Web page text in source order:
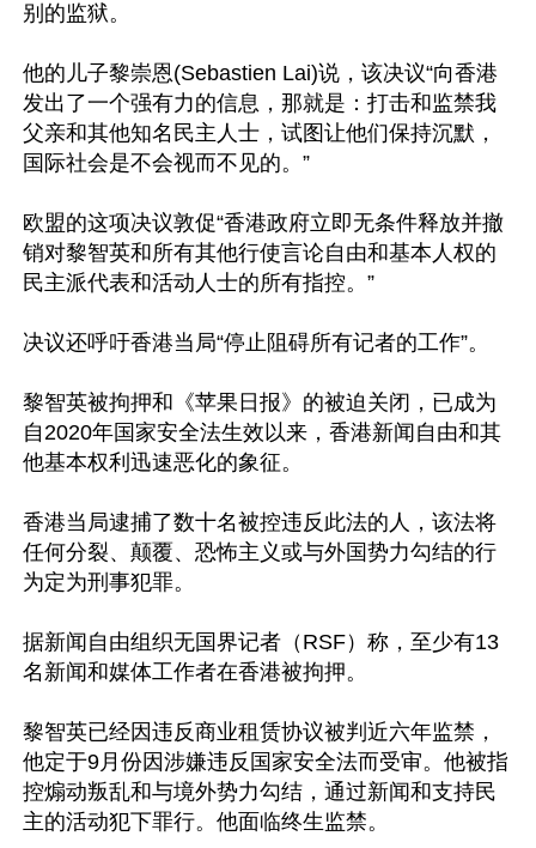
别的监狱。
他的儿子黎崇恩(Sebastien Lai)说，该决议“向香港
发出了一个强有力的信息，那就是：打击和监禁我
父亲和其他知名民主人士，试图让他们保持沉默，
国际社会是不会视而不见的。”
欧盟的这项决议敦促“香港政府立即无条件释放并撤
销对黎智英和所有其他行使言论自由和基本人权的
民主派代表和活动人士的所有指控。”
决议还呼吁香港当局“停止阻碍所有记者的工作”。
黎智英被拘押和《苹果日报》的被迫关闭，已成为
自2020年国家安全法生效以来，香港新闻自由和其
他基本权利迅速恶化的象征。
香港当局逮捕了数十名被控违反此法的人，该法将
任何分裂、颠覆、恐怖主义或与外国势力勾结的行
为定为刑事犯罪。
据新闻自由组织无国界记者（RSF）称，至少有13
名新闻和媒体工作者在香港被拘押。
黎智英已经因违反商业租赁协议被判近六年监禁，
他定于9月份因涉嫌违反国家安全法而受审。他被指
控煽动叛乱和与境外势力勾结，通过新闻和支持民
主的活动犯下罪行。他面临终生监禁。